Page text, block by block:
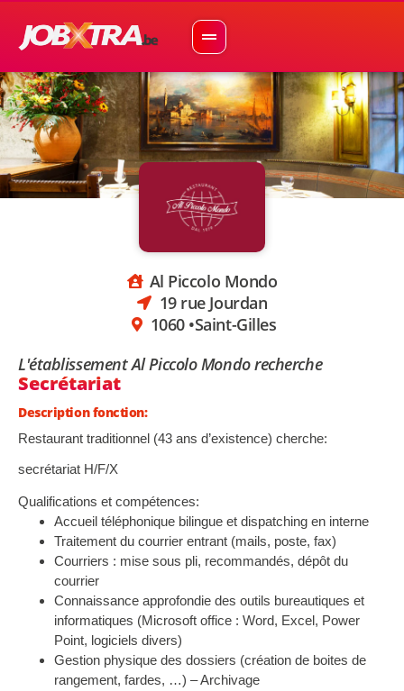
Al Piccolo Mondo
19 rue Jourdan
1060 •Saint-Gilles
L'établissement Al Piccolo Mondo recherche
Secrétariat
Description fonction:
Restaurant traditionnel (43 ans d’existence) cherche:
secrétariat H/F/X
Qualifications et compétences:
Accueil téléphonique bilingue et dispatching en interne
Traitement du courrier entrant (mails, poste, fax)
Courriers : mise sous pli, recommandés, dépôt du
courrier
Connaissance approfondie des outils bureautiques et
informatiques (Microsoft office : Word, Excel, Power
Point, logiciels divers)
Gestion physique des dossiers (création de boites de
rangement, fardes, …) – Archivage